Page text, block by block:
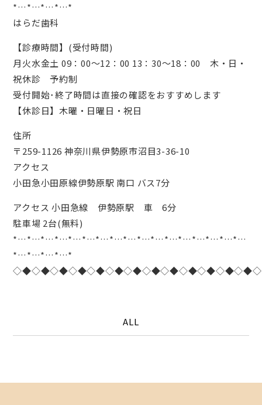
*…*…*…*…*
はらだ歯科
【診療時間】(受付時間)
月火水金土 09：00〜12：00 13：30〜18：00 木・日・
祝休診 予約制
受付開始･終了時間は直接の確認をおすすめします
【休診日】木曜・日曜日・祝日
住所
〒259-1126 神奈川県伊勢原市沼目3-36-10
アクセス
小田急小田原線伊勢原駅 南口 バス7分
アクセス 小田急線 伊勢原駅 車 6分
駐車場 2台(無料)
*…*…*…*…*…*…*…*…*…*…*…*…*…*…*…*…*…
*…*…*…*…*
ALL